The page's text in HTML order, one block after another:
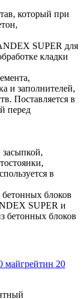
который при
SUPER для
кладки
и заполнителей,
Поставляется в
перед
в
блоков
SUPER и
бетонных блоков
майгрейтин 20